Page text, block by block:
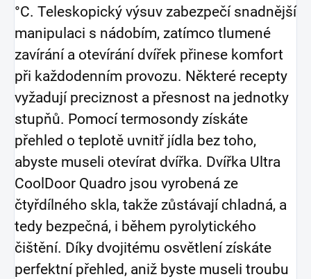
°C. Teleskopický výsuv zabezpečí snadnější
manipulaci s nádobím, zatímco tlumené
zavírání a otevírání dvířek přinese komfort
při každodenním provozu. Některé recepty
vyžadují preciznost a přesnost na jednotky
stupňů. Pomocí termosondy získáte
přehled o teplotě uvnitř jídla bez toho,
abyste museli otevírat dvířka. Dvířka Ultra
CoolDoor Quadro jsou vyrobená ze
čtyřdílného skla, takže zůstávají chladná, a
tedy bezpečná, i během pyrolytického
čištění. Díky dvojitému osvětlení získáte
perfektní přehled, aniž byste museli troubu